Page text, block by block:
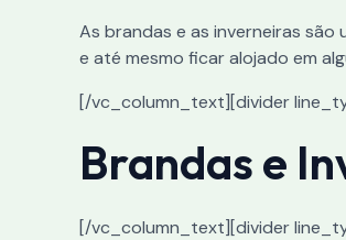
As brandas e as inverneiras
e até mesmo ficar alojado em
[/vc_column_text][divider
Brandas e
[/vc_column_text][divider